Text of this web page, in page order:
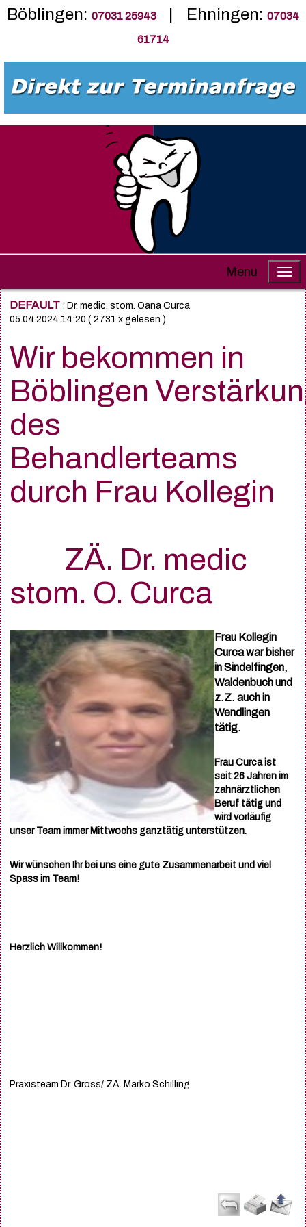
Böblingen: 07031 25943 | Ehningen: 07034
61714
Menu
DEFAULT: Dr. medic. stom. Oana Curca
05.04.2024 14:20 ( 2731 x gelesen )
Wir bekommen in
Böblingen
des
Behandlerteams
durch Frau Kollegin
ZÄ. Dr. medic
stom. O. Curca
Frau Kollegin
Curca war bisher
in Sindelfingen,
Waldenbuch und
z.Z. auch in
Wendlingen
tätig.
Frau Curca ist
seit 26 Jahren im
zahnärztlichen
Beruf tätig und
wird vorläufig
unser Team immer Mittwochs ganztätig unterstützen.
Wir wünschen Ihr bei uns eine gute Zusammenarbeit und viel
Spass im Team!
Herzlich Willkommen!
Praxisteam Dr. Gross/ ZA. Marko Schilling